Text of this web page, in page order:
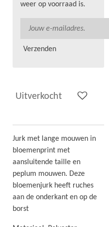
weer op voorraad is.
Verzenden
Uitverkocht
Jurk met lange mouwen in
bloemenprint met
aansluitende taille en
peplum mouwen. Deze
bloemenjurk heeft ruches
aan de onderkant en op de
borst